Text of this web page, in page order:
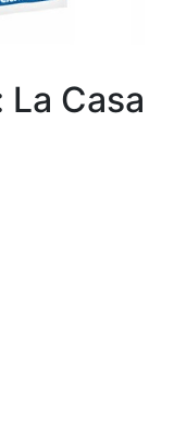
Casa